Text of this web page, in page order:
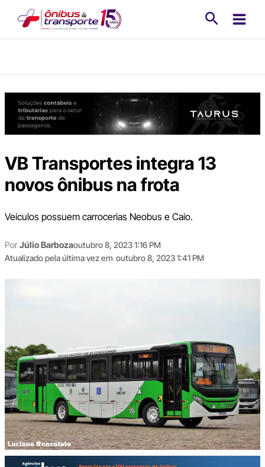
VB Transportes integra 13
novos ônibus na frota
Veículos possuem carrocerias Neobus e Caio.
PorJúlio Barbozaoutubro 8, 2023 1:16 PM
Atualizado pela última vez em outubro 8, 2023 1:41 PM